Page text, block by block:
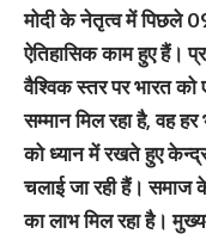
मोदी के नेतृत्व में पिछले
ऐतिहासिक काम हुए हैं।
वैश्विक स्तर पर भारत
सम्मान मिल रहा है, वह
को ध्यान में रखते हुए
चलाई जा रही हैं। समाज
का लाभ मिल रहा है।